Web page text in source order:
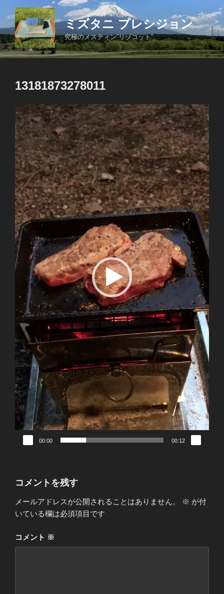
ン
テ
ン
ツ
ミズタニ プレシジョン
究極のメスティン”リゾコット”
13181873278011
動
画
プ
レ
ー
ヤ
ー
00:00 00:12
コメントを残す
メールアドレスが公開されることはありません。 ※ が付
いている欄は必須項目です
コメント ※